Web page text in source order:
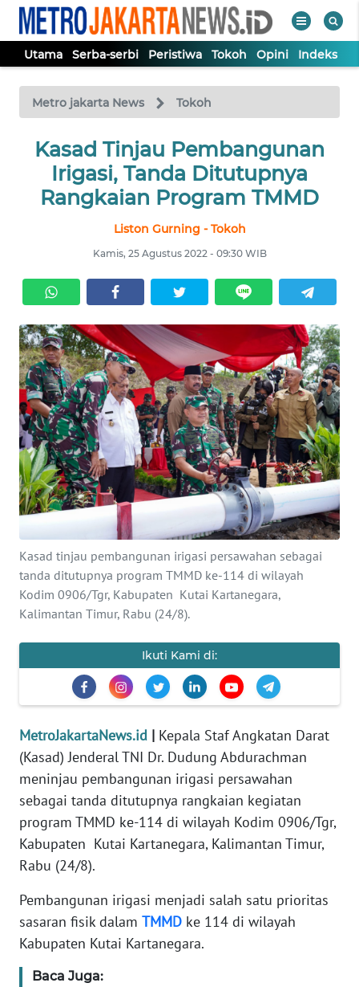
Utama Serba-serbi Peristiwa Tokoh Opini Indeks
Metro jakarta News Tokoh
Kasad Tinjau Pembangunan
Irigasi, Tanda Ditutupnya
Rangkaian Program TMMD
Liston Gurning - Tokoh
Kamis, 25 Agustus 2022 - 09:30 WIB
Kasad tinjau pembangunan irigasi persawahan sebagai
tanda ditutupnya program TMMD ke-114 di wilayah
Kodim 0906/Tgr, Kabupaten Kutai Kartanegara,
Kalimantan Timur, Rabu (24/8).
Ikuti Kami di:
MetroJakartaNews.id | Kepala Staf Angkatan Darat
(Kasad) Jenderal TNI Dr. Dudung Abdurachman
meninjau pembangunan irigasi persawahan
sebagai tanda ditutupnya rangkaian kegiatan
program TMMD ke-114 di wilayah Kodim 0906/Tgr,
Kabupaten Kutai Kartanegara, Kalimantan Timur,
Rabu (24/8).
Pembangunan irigasi menjadi salah satu prioritas
sasaran fisik dalam TMMD ke 114 di wilayah
Kabupaten Kutai Kartanegara.
Baca Juga:
TV
Tutup
UTAMA
SERBA-
SERBI
TOKOH
OPINI
Informasi
INDEKS
BERITA
KONTAK
KAMI
INFO
IKLAN
TENTANG
KAMI
REDAKSI
KARIR
DISCLAIMER
Wahana
Regional
SUMUT